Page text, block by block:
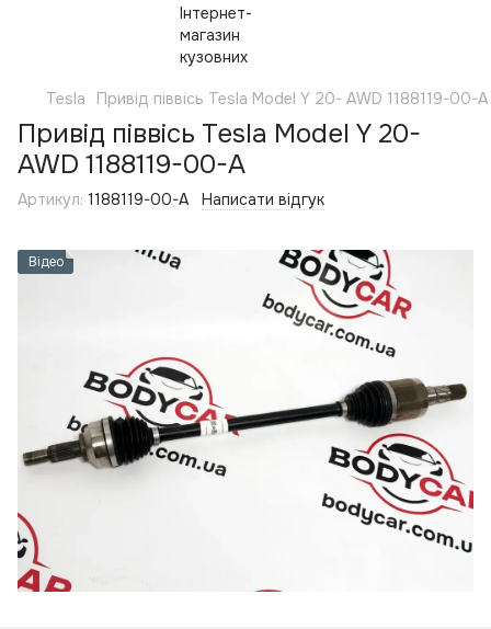
Tesla Привід піввісь Tesla Model Y 20- AWD 1188119-00-A
Привід піввісь Tesla Model Y 20-
AWD 1188119-00-A
Артикул: 1188119-00-A Написати відгук
Відео